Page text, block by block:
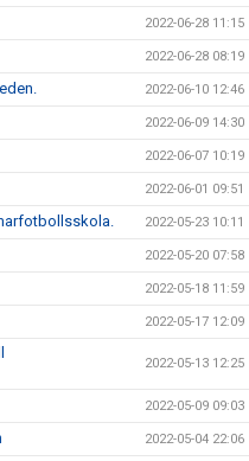
2022-06-28 11:15
2022-06-28 08:19
2022-06-10 12:46
2022-06-09 14:30
2022-06-07 10:19
2022-06-01 09:51
2022-05-23 10:11
2022-05-20 07:58
2022-05-18 11:59
2022-05-17 12:09
2022-05-13 12:25
2022-05-09 09:03
2022-05-04 22:06